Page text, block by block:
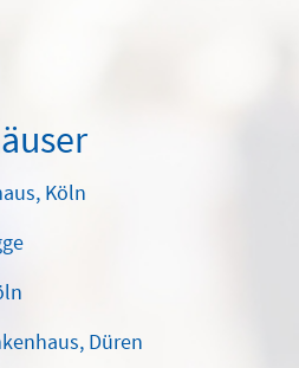
Köln
Düren